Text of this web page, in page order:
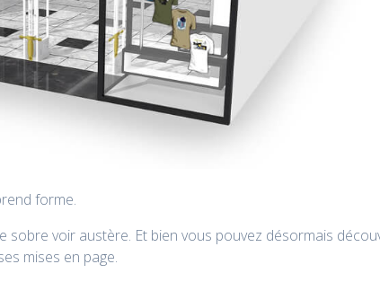
forme.
sobre voir austère. Et bien vous pouvez désormais
mises en page.